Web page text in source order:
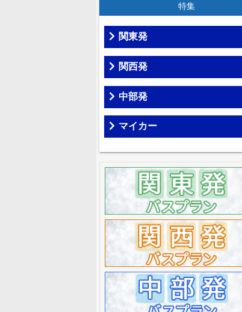
特集
関東発
関西発
中部発
マイカー